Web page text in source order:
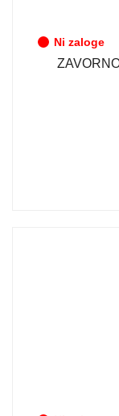
Ni zaloge